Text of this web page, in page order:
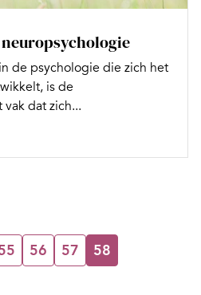
de psychologie die zich het
is de
dat zich...
56 57 58